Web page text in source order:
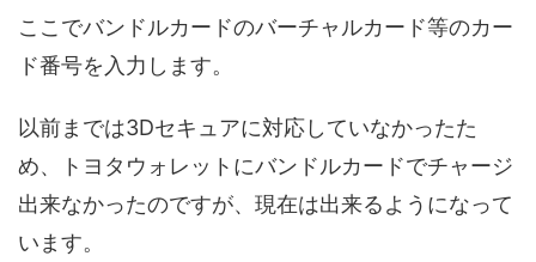
ここでバンドルカードのバーチャルカード等のカー
ド番号を入力します。
以前までは3Dセキュアに対応していなかったた
め、トヨタウォレットにバンドルカードでチャージ
出来なかったのですが、現在は出来るようになって
います。